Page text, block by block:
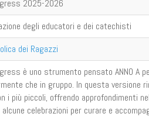
2025-2026
degli educatori e dei catechisti
dei Ragazzi
è uno strumento pensato ANNO A
che in gruppo. In questa versione
i più piccoli, offrendo approfondimenti
celebrazioni per curare e